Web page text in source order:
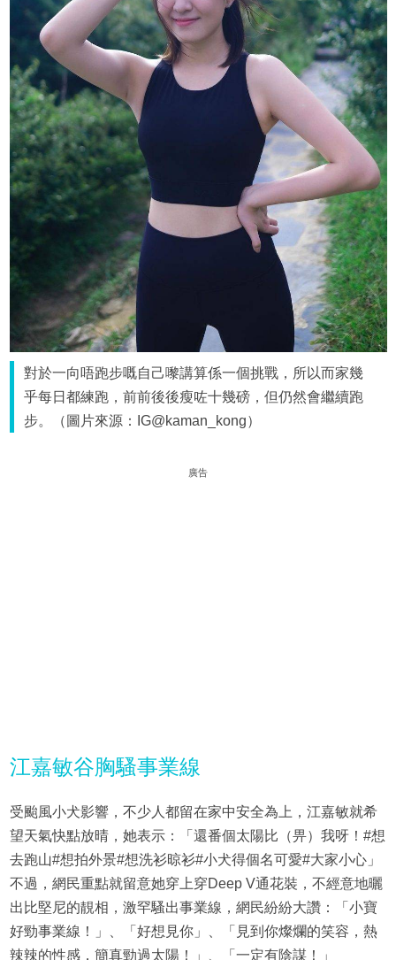
對於一向唔跑步嘅自己嚟講算係一個挑戰，所以而家幾
乎每日都練跑，前前後後瘦咗十幾磅，但仍然會繼續跑
步。（圖片來源：IG@kaman_kong）
廣告
江嘉敏谷胸騷事業線
受颱風小犬影響，不少人都留在家中安全為上，江嘉敏就希
望天氣快點放晴，她表示：「還番個太陽比（畀）我呀！#想
去跑山#想拍外景#想洗衫晾衫#小犬得個名可愛#大家小心」
不過，網民重點就留意她穿上穿Deep V通花裝，不經意地曬
出比堅尼的靚相，激罕騷出事業線，網民紛紛大讚：「小寶
好勁事業線！」、「好想見你」、「見到你燦爛的笑容，熱
辣辣的性感，簡真勁過太陽！」、「一定有陰謀！」